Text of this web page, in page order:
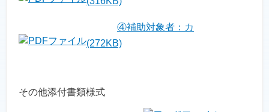
④補助対象者：カ
(272KB)
その他添付書類様式